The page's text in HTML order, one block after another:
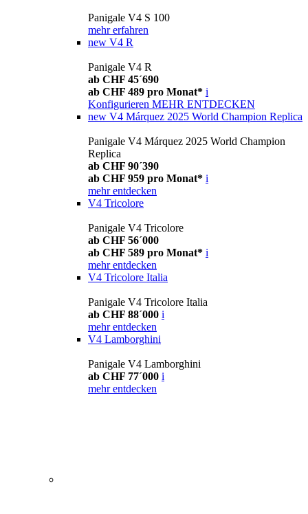
Panigale V4 S 100
mehr erfahren
new V4 R
Panigale V4 R
ab CHF 45´690
ab CHF 489 pro Monat* i
Konfigurieren MEHR ENTDECKEN
new V4 Márquez 2025 World Champion Replica
Panigale V4 Márquez 2025 World Champion
Replica
ab CHF 90´390
ab CHF 959 pro Monat* i
mehr entdecken
V4 Tricolore
Panigale V4 Tricolore
ab CHF 56´000
ab CHF 589 pro Monat* i
mehr entdecken
V4 Tricolore Italia
Panigale V4 Tricolore Italia
ab CHF 88´000 i
mehr entdecken
V4 Lamborghini
Panigale V4 Lamborghini
ab CHF 77´000 i
mehr entdecken